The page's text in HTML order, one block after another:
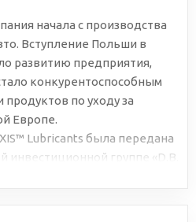
начала с производства
Вступление Польши в
развитию предприятия,
конкурентоспособным
по уходу за
Европе.
Lubricants была передана
инвестиционной группе «D.B.
UK, что позволило